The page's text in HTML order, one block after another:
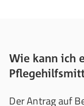
Wie kann ich
Der Antrag auf